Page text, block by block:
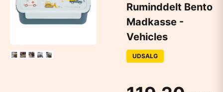
Ruminddelt Bento
Madkasse -
Vehicles
UDSALG